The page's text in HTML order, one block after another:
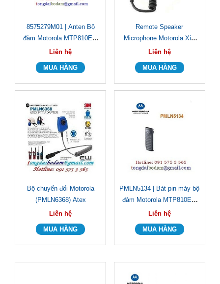
8575279M01 | Anten Bộ
đàm Motorola MTP810Ex/
MTP850Ex UHF
Liên hệ
Remote Speaker
Microphone Motorola XiR
P8668/ XiR P8668i
(PMMN4040A)
Liên hệ
Bộ chuyển đổi Motorola
(PMLN6368) Atex
Liên hệ
PMLN5134 | Bát pin máy bộ
đàm Motorola MTP810Ex/
MTP850Ex
Liên hệ